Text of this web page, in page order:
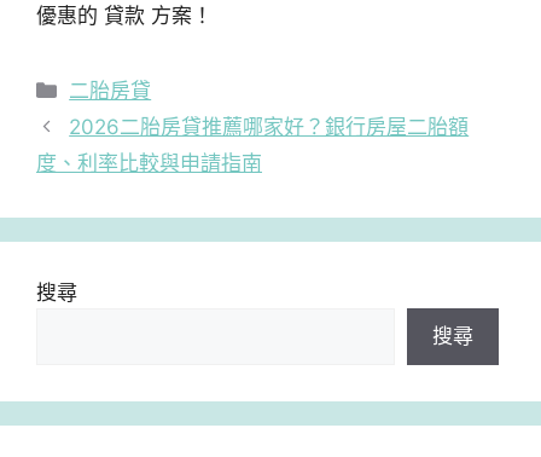
優惠的 貸款 方案！
分
類
二胎房貸
2026二胎房貸推薦哪家好？銀行房屋二胎額
度、利率比較與申請指南
搜尋
搜尋